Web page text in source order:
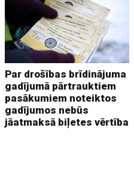
Par drošības brīdinājuma
gadījumā pārtrauktiem
pasākumiem noteiktos
gadījumos nebūs
jāatmaksā biļetes vērtība